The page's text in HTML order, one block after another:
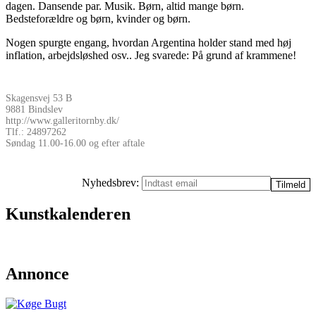
dagen. Dansende par. Musik. Børn, altid mange børn.
Bedsteforældre og børn, kvinder og børn.
Nogen spurgte engang, hvordan Argentina holder stand med høj
inflation, arbejdsløshed osv.. Jeg svarede: På grund af krammene!
Skagensvej 53 B
9881 Bindslev
http://www.galleritornby.dk/
Tlf.: 24897262
Søndag 11.00-16.00 og efter aftale
Nyhedsbrev:
Kunstkalenderen
Annonce